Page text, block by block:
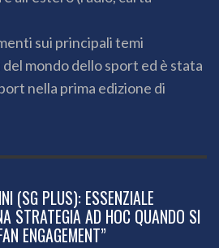
sui principali temi
mondo dello sport ed è stata
nella prima edizione di
(SG PLUS): ESSENZIALE
STRATEGIA AD HOC QUANDO SI
ENGAGEMENT”